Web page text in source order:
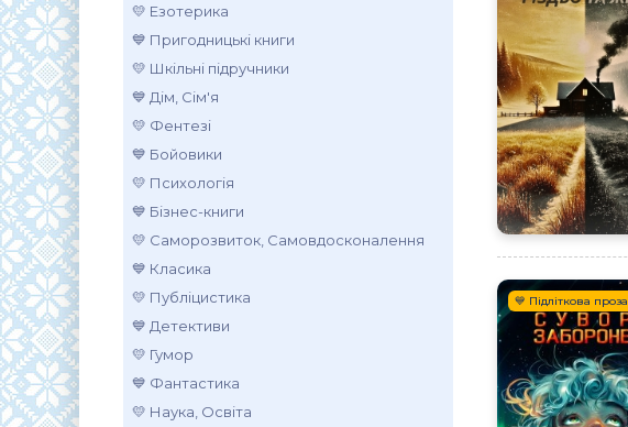
💛 Езотерика
💙 Пригодницькі книги
💛 Шкільні підручники
💙 Дім, Сім'я
💛 Фентезі
💙 Бойовики
💛 Психологія
💙 Бізнес-книги
💛 Саморозвиток, Самовдосконалення
💙 Класика
💛 Публіцистика
💙 Детективи
💛 Гумор
💙 Фантастика
💛 Наука, Освіта
💙 Підліткова проза